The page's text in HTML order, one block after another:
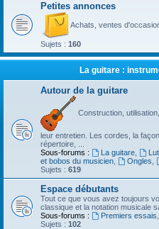
Petites annonces
Achats, ventes
Sujets : 160
La guitare :
Autour de la guitare
Construction,
leur entretien. Les cordes, la
répertoire, ...
Sous-forums :
La guitare,
et bobos du musicien
Ongles
Sujets : 619
Espace débutants
Tout ce que vous avez toujours
classique et la notation musicale
Sous-forums :
Premiers essais
Sujets : 102